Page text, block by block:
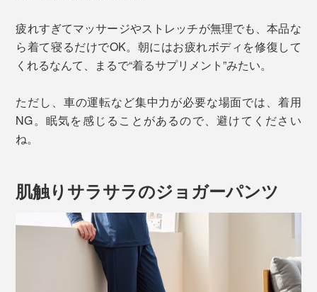
疲れすぎてマッサージやストレッチが無理でも、本品な
ら着て寝るだけでOK。朝にはお疲れボディを修復して
くれるなんて、まるで“着るサプリメント”みたい。
ただし、車の運転など集中力が必要な場面では、着用
NG。眠気を感じることがあるので、避けてください
ね。
肌触りサラサラのジョガーパンツ